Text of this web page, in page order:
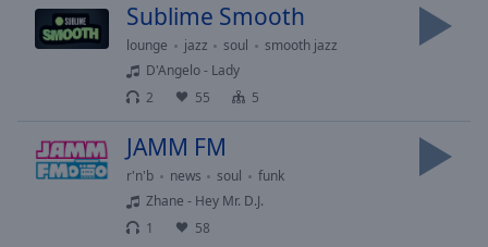
Fullscreen
window.
Sublime Smooth
lounge jazz soul
smooth jazz
D'Angelo - Lady
2
55 5
JAMM FM
r'n'b news soul
funk
Zhane - Hey Mr. D.J.
1
58